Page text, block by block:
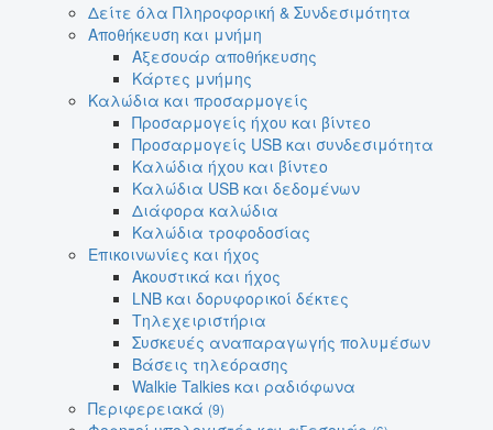
Δείτε όλα Πληροφορική & Συνδεσιμότητα
Αποθήκευση και μνήμη
Αξεσουάρ αποθήκευσης
Κάρτες μνήμης
Καλώδια και προσαρμογείς
Προσαρμογείς ήχου και βίντεο
Προσαρμογείς USB και συνδεσιμότητα
Καλώδια ήχου και βίντεο
Καλώδια USB και δεδομένων
Διάφορα καλώδια
Καλώδια τροφοδοσίας
Επικοινωνίες και ήχος
Ακουστικά και ήχος
LNB και δορυφορικοί δέκτες
Τηλεχειριστήρια
Συσκευές αναπαραγωγής πολυμέσων
Βάσεις τηλεόρασης
Walkie Talkies και ραδιόφωνα
Περιφερειακά (9)